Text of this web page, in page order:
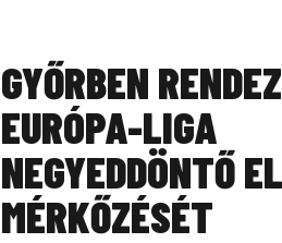
GYŐRBEN
EURÓPA-LIGA
NEGYEDDÖNTŐ
MÉRKŐZÉSÉT